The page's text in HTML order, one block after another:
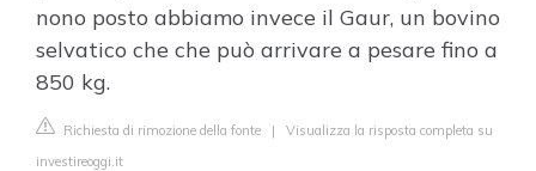
nono posto abbiamo invece il Gaur, un bovino
selvatico che che può arrivare a pesare fino a
850 kg.
Richiesta di rimozione della fonte | Visualizza la risposta completa su
investireoggi.it